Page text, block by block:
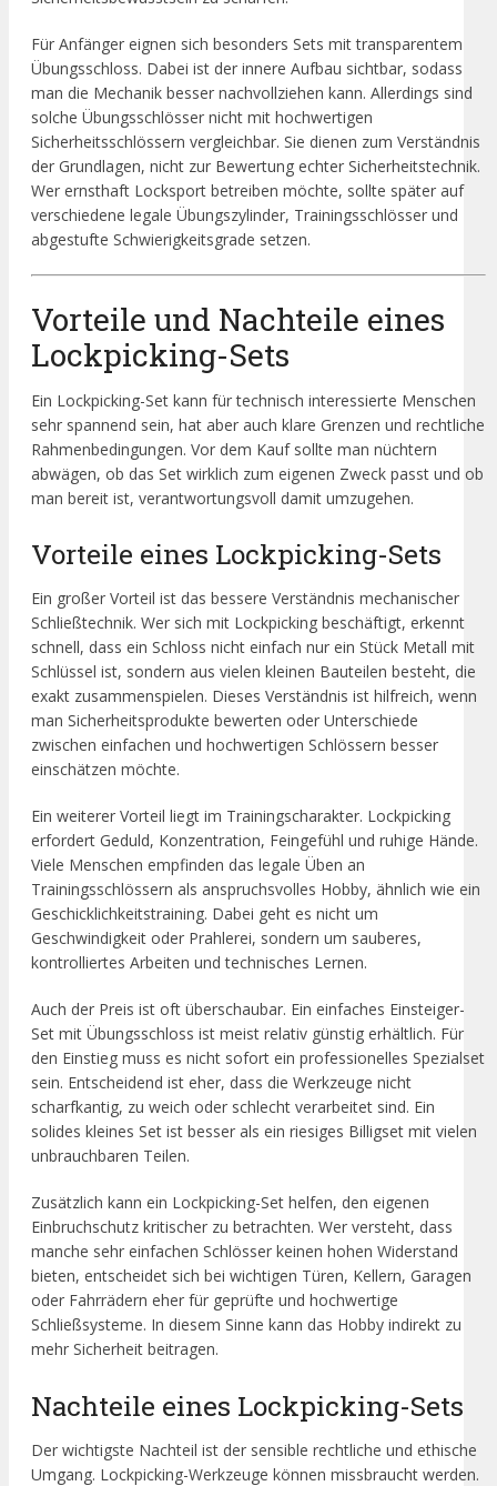
Für Anfänger eignen sich besonders Sets mit transparentem
Übungsschloss. Dabei ist der innere Aufbau sichtbar, sodass
man die Mechanik besser nachvollziehen kann. Allerdings sind
solche Übungsschlösser nicht mit hochwertigen
Sicherheitsschlössern vergleichbar. Sie dienen zum Verständnis
der Grundlagen, nicht zur Bewertung echter Sicherheitstechnik.
Wer ernsthaft Locksport betreiben möchte, sollte später auf
verschiedene legale Übungszylinder, Trainingsschlösser und
abgestufte Schwierigkeitsgrade setzen.
Vorteile und Nachteile eines
Lockpicking-Sets
Ein Lockpicking-Set kann für technisch interessierte Menschen
sehr spannend sein, hat aber auch klare Grenzen und rechtliche
Rahmenbedingungen. Vor dem Kauf sollte man nüchtern
abwägen, ob das Set wirklich zum eigenen Zweck passt und ob
man bereit ist, verantwortungsvoll damit umzugehen.
Vorteile eines Lockpicking-Sets
Ein großer Vorteil ist das bessere Verständnis mechanischer
Schließtechnik. Wer sich mit Lockpicking beschäftigt, erkennt
schnell, dass ein Schloss nicht einfach nur ein Stück Metall mit
Schlüssel ist, sondern aus vielen kleinen Bauteilen besteht, die
exakt zusammenspielen. Dieses Verständnis ist hilfreich, wenn
man Sicherheitsprodukte bewerten oder Unterschiede
zwischen einfachen und hochwertigen Schlössern besser
einschätzen möchte.
Ein weiterer Vorteil liegt im Trainingscharakter. Lockpicking
erfordert Geduld, Konzentration, Feingefühl und ruhige Hände.
Viele Menschen empfinden das legale Üben an
Trainingsschlössern als anspruchsvolles Hobby, ähnlich wie ein
Geschicklichkeitstraining. Dabei geht es nicht um
Geschwindigkeit oder Prahlerei, sondern um sauberes,
kontrolliertes Arbeiten und technisches Lernen.
Auch der Preis ist oft überschaubar. Ein einfaches Einsteiger-
Set mit Übungsschloss ist meist relativ günstig erhältlich. Für
den Einstieg muss es nicht sofort ein professionelles Spezialset
sein. Entscheidend ist eher, dass die Werkzeuge nicht
scharfkantig, zu weich oder schlecht verarbeitet sind. Ein
solides kleines Set ist besser als ein riesiges Billigset mit vielen
unbrauchbaren Teilen.
Zusätzlich kann ein Lockpicking-Set helfen, den eigenen
Einbruchschutz kritischer zu betrachten. Wer versteht, dass
manche sehr einfachen Schlösser keinen hohen Widerstand
bieten, entscheidet sich bei wichtigen Türen, Kellern, Garagen
oder Fahrrädern eher für geprüfte und hochwertige
Schließsysteme. In diesem Sinne kann das Hobby indirekt zu
mehr Sicherheit beitragen.
Nachteile eines Lockpicking-Sets
Der wichtigste Nachteil ist der sensible rechtliche und ethische
Umgang. Lockpicking-Werkzeuge können missbraucht werden.